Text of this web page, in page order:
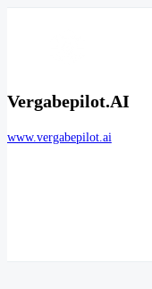
Vergabepilot.AI
www.vergabepilot.ai